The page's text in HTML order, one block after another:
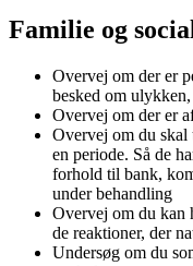
Familie og
Overvej om der er
besked om
Overvej om der er
Overvej om du skal
en periode. Så de
forhold til bank,
under behandling
Overvej om du kan
de reaktioner, der
Undersøg om du